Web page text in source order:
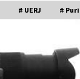
# UERJ # Puri